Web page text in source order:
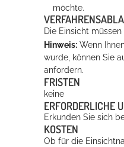
möchte.
Die Einsicht
Hinweis: Wenn
wurde, können Sie
anfordern.
FRISTEN
keine
ERFORDERLICHE
Erkunden Sie sich
KOSTEN
Ob für die